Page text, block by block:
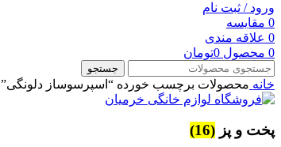
ورود / ثبت نام
0 مقایسه
0 علاقه مندی
0 محصول 0تومان
جستجو
خانه محصولات برچسب خورده “اسپرسوساز دلونگی”
پخت و پز (16)